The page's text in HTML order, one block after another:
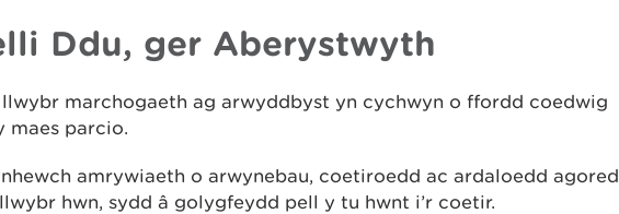
Ddu, ger Aberystwyth
llwybr marchogaeth ag arwyddbyst yn cychwyn o ffordd coedwig
maes parcio.
amrywiaeth o arwynebau, coetiroedd ac ardaloedd agored
hwn, sydd â golygfeydd pell y tu hwnt i’r coetir.